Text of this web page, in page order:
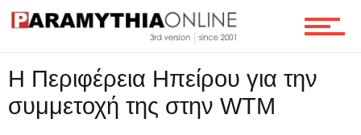
Επικοινωνία
H Περιφέρεια Ηπείρου για την
συμμετοχή της στην WTM